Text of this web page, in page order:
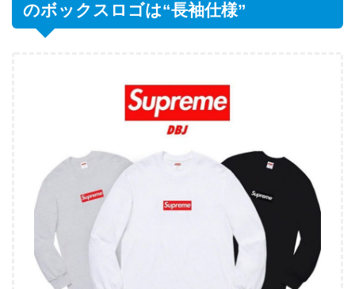
のボックスロゴは“長袖仕様”